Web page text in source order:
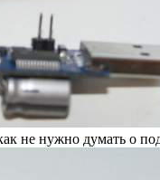
не нужно думать о